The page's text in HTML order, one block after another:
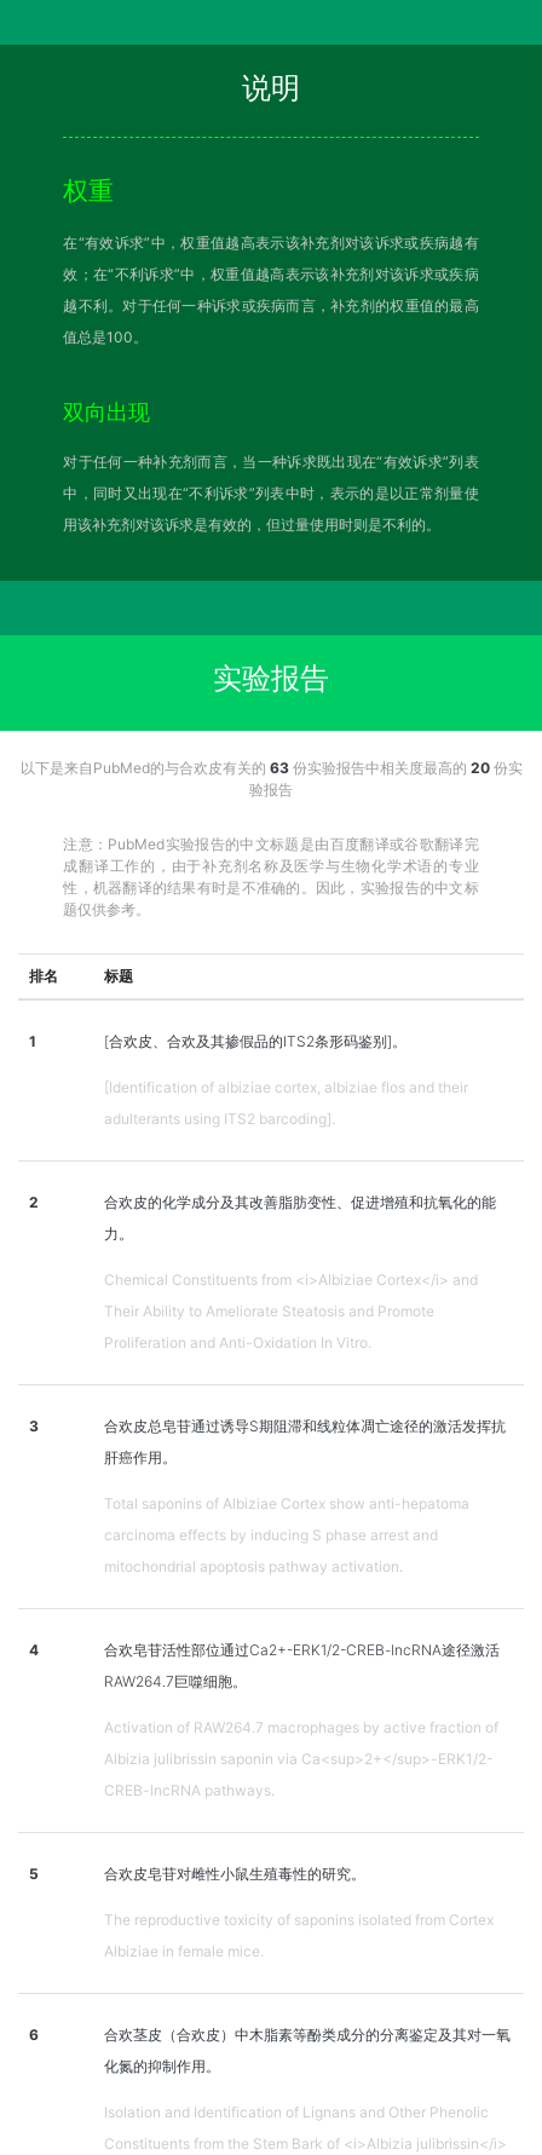
说明
权重
在“有效诉求”中，权重值越高表示该补充剂对该诉求或疾病越有
效；在“不利诉求”中，权重值越高表示该补充剂对该诉求或疾病
越不利。对于任何一种诉求或疾病而言，补充剂的权重值的最高
值总是100。
双向出现
对于任何一种补充剂而言，当一种诉求既出现在“有效诉求”列表
中，同时又出现在“不利诉求”列表中时，表示的是以正常剂量使
用该补充剂对该诉求是有效的，但过量使用时则是不利的。
实验报告
以下是来自PubMed的与合欢皮有关的 63份实验报告中相关度最高的 20份实
验报告
注意：PubMed实验报告的中文标题是由百度翻译或谷歌翻译完
成翻译工作的，由于补充剂名称及医学与生物化学术语的专业
性，机器翻译的结果有时是不准确的。因此，实验报告的中文标
题仅供参考。
排名 标题
1 [合欢皮、合欢及其掺假品的ITS2条形码鉴别]。
[Identification of albiziae cortex, albiziae flos and their
adulterants using ITS2 barcoding].
2
合欢皮的化学成分及其改善脂肪变性、促进增殖和抗氧化的能
力。
Chemical Constituents from <i>Albiziae Cortex</i> and
Their Ability to Ameliorate Steatosis and Promote
Proliferation and Anti-Oxidation In Vitro.
3
合欢皮总皂苷通过诱导S期阻滞和线粒体凋亡途径的激活发挥抗
肝癌作用。
Total saponins of Albiziae Cortex show anti-hepatoma
carcinoma effects by inducing S phase arrest and
mitochondrial apoptosis pathway activation.
4
合欢皂苷活性部位通过Ca2+-ERK1/2-CREB-lncRNA途径激活
RAW264.7巨噬细胞。
Activation of RAW264.7 macrophages by active fraction of
Albizia julibrissin saponin via Ca<sup>2+</sup>-ERK1/2-
CREB-lncRNA pathways.
5 合欢皮皂苷对雌性小鼠生殖毒性的研究。
The reproductive toxicity of saponins isolated from Cortex
Albiziae in female mice.
6
合欢茎皮（合欢皮）中木脂素等酚类成分的分离鉴定及其对一氧
化氮的抑制作用。
Isolation and Identification of Lignans and Other Phenolic
Constituents from the Stem Bark of <i>Albizia julibrissin</i>